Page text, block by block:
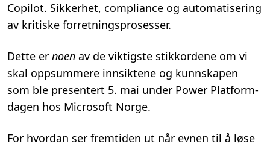
Copilot. Sikkerhet, compliance og automatisering
av kritiske forretningsprosesser.
Dette er noen av de viktigste stikkordene om vi
skal oppsummere innsiktene og kunnskapen
som ble presentert 5. mai under Power Platform-
dagen hos Microsoft Norge.
For hvordan ser fremtiden ut når evnen til å løse